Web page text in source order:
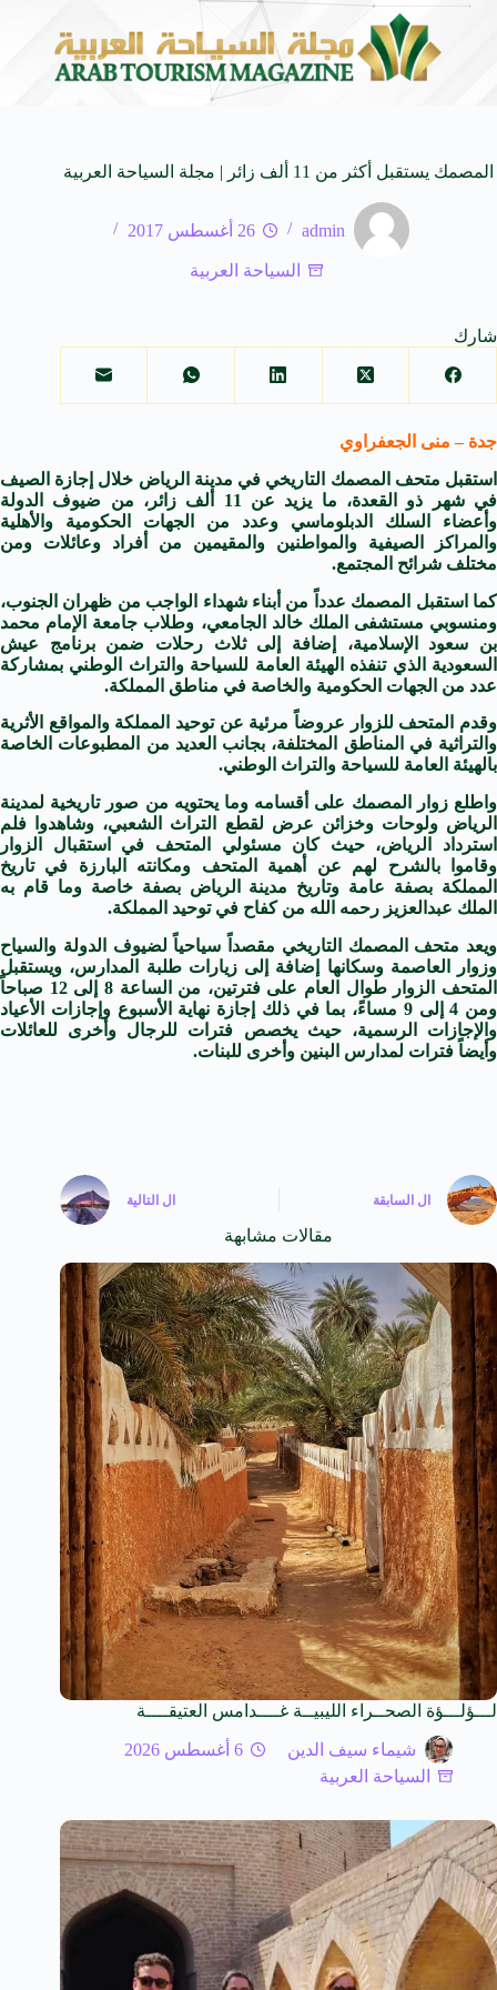
في المتوسط 6 أغسطس 2026 جوائز أثر تضيف فئة “أفضل حملة رياضية” في نسختها
المصمك يستقبل أكثر من 11 ألف زائر | مجلة السياحة العربية
admin 26 أغسطس 2017
السياحة العربية
شارك
جدة – منى الجعفراوي
استقبل متحف المصمك التاريخي في مدينة الرياض خلال إجازة الصيف
في شهر ذو القعدة، ما يزيد عن 11 ألف زائر، من ضيوف الدولة
وأعضاء السلك الدبلوماسي وعدد من الجهات الحكومية والأهلية
والمراكز الصيفية والمواطنين والمقيمين من أفراد وعائلات ومن
مختلف شرائح المجتمع.
كما استقبل المصمك عدداً من أبناء شهداء الواجب من ظهران الجنوب،
ومنسوبي مستشفى الملك خالد الجامعي، وطلاب جامعة الإمام محمد
بن سعود الإسلامية، إضافة إلى ثلاث رحلات ضمن برنامج عيش
السعودية الذي تنفذه الهيئة العامة للسياحة والتراث الوطني بمشاركة
عدد من الجهات الحكومية والخاصة في مناطق المملكة.
وقدم المتحف للزوار عروضاً مرئية عن توحيد المملكة والمواقع الأثرية
والتراثية في المناطق المختلفة، بجانب العديد من المطبوعات الخاصة
بالهيئة العامة للسياحة والتراث الوطني.
واطلع زوار المصمك على أقسامه وما يحتويه من صور تاريخية لمدينة
الرياض ولوحات وخزائن عرض لقطع التراث الشعبي، وشاهدوا فلم
استرداد الرياض، حيث كان مسئولي المتحف في استقبال الزوار
وقاموا بالشرح لهم عن أهمية المتحف ومكانته البارزة في تاريخ
المملكة بصفة عامة وتاريخ مدينة الرياض بصفة خاصة وما قام به
الملك عبدالعزيز رحمه الله من كفاح في توحيد المملكة.
ويعد متحف المصمك التاريخي مقصداً سياحياً لضيوف الدولة والسياح
وزوار العاصمة وسكانها إضافة إلى زيارات طلبة المدارس، ويستقبل
المتحف الزوار طوال العام على فترتين، من الساعة 8 إلى 12 صباحاً
ومن 4 إلى 9 مساءً، بما في ذلك إجازة نهاية الأسبوع وإجازات الأعياد
والإجازات الرسمية، حيث يخصص فترات للرجال وأخرى للعائلات
وأيضاً فترات لمدارس البنين وأخرى للبنات.
ال السابقة ال التالية
مقالات مشابهة
لـــؤلـــؤة الصحــراء الليبيــة غــــدامس العتيقــــة
شيماء سيف الدين
6 أغسطس 2026
السياحة العربية